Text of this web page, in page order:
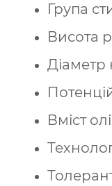
Група
Висота
Діаметр
Вміст